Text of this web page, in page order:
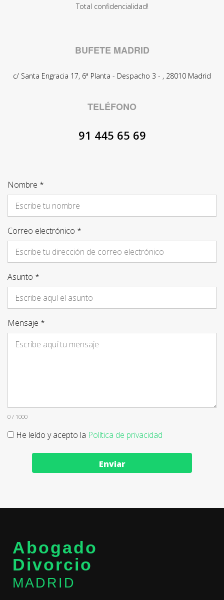
Total confidencialidad!
BUFETE MADRID
c/ Santa Engracia 17, 6ª Planta - Despacho 3 - , 28010 Madrid
TELÉFONO
91 445 65 69
Nombre *
Correo electrónico *
Asunto *
Mensaje *
0 / 1000
He leído y acepto la Política de privacidad
Enviar
Abogado
Divorcio
MADRID